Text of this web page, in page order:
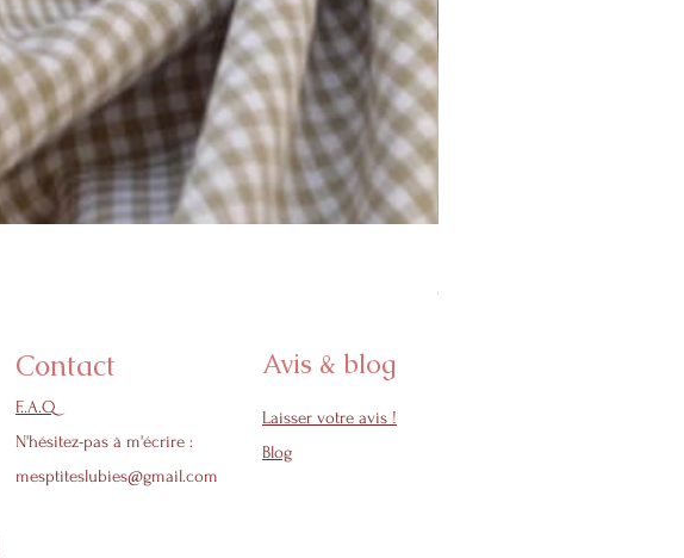
À partir de
Prix promotionnel
Contact
F..A.Q
N'hésitez-pas à m'écrire :
mesptiteslubies@gmail.com
Avis & blog
Laisser votre avis !
Blog